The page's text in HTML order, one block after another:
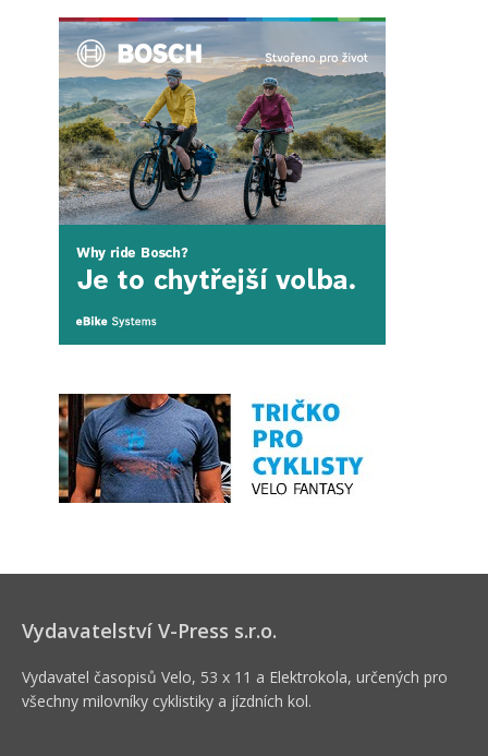
Vydavatelství V-Press s.r.o.
Vydavatel časopisů Velo, 53 x 11 a Elektrokola, určených pro
všechny milovníky cyklistiky a jízdních kol.